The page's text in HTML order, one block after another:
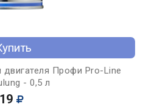
Профи Pro-Line
- 0,5 л